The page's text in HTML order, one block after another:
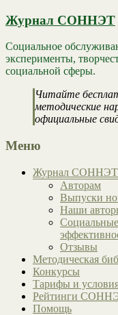
Журнал СОННЭТ
Социальное
эксперименты,
социальной сферы.
Читайте
методические
официальные
Меню
Журнал СОННЭТ
Авторам
Выпуски
Наши
Отзывы
Методическая
Конкурсы
Тарифы и
Рейтинги
Помощь